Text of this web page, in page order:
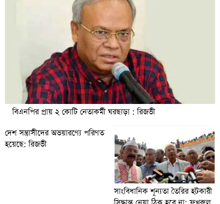
বিএনপির প্রায় ২ কোটি নেতাকর্মী ঘরছাড়া : রিজভী
দেশ সন্ত্রাসীদের অভয়ারণ্যে পরিণত
হয়েছে: রিজভী
সাংবিধানিক শূন্যতা তৈরির হটকারী